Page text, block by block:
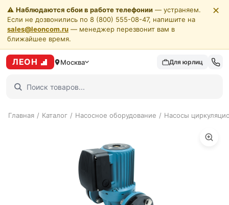
⚠️ Наблюдаются сбои в работе телефонии — устраняем.
Если не дозвонились по 8 (800) 555-08-47, напишите на
sales@leoncom.ru — менеджер перезвонит вам в
ближайшее время.
✕
ЛЕОН Москва Для юрлиц
Главная / Каталог / Насосное оборудование / Насосы